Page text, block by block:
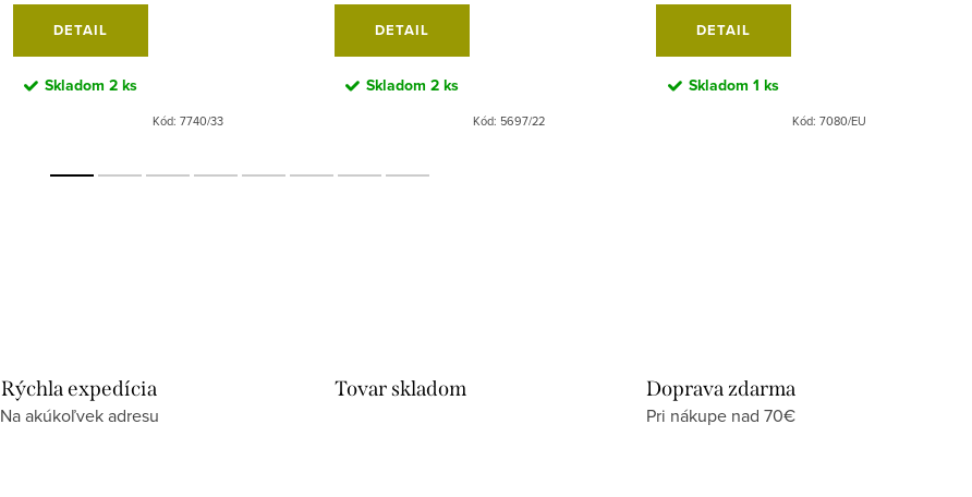
DETAIL
Skladom 2 ks
Kód: 7740/33
DETAIL
Skladom 2 ks
Kód: 5697/22
DETAIL
Skladom 1 ks
Kód: 7080/EU
Rýchla expedícia
Na akúkoľvek adresu
Tovar skladom Doprava zdarma
Pri nákupe nad 70€